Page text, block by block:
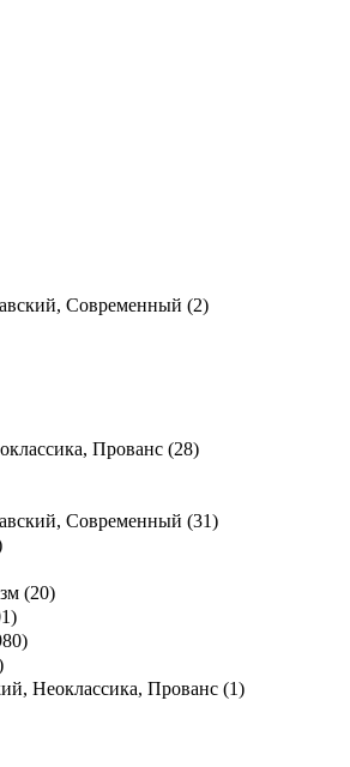
Современный (2)
Прованс (28)
Современный (31)
(20)
)
)
Неоклассика, Прованс (1)